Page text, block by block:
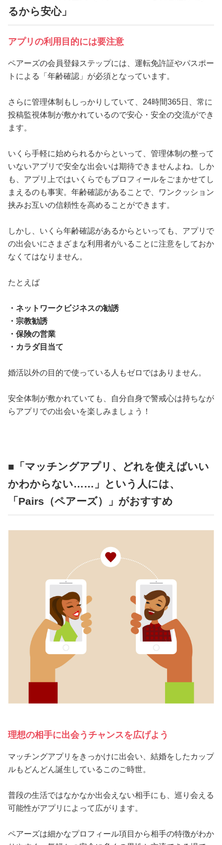
るから安心」
アプリの利用目的には要注意
ペアーズの会員登録ステップには、運転免許証やパスポー
トによる「年齢確認」が必須となっています。
さらに管理体制もしっかりしていて、24時間365日、常に
投稿監視体制が敷かれているので安心・安全の交流ができ
ます。
いくら手軽に始められるからといって、管理体制の整って
いないアプリで安全な出会いは期待できませんよね。しか
も、アプリ上ではいくらでもプロフィールをごまかせてし
まえるのも事実。年齢確認があることで、ワンクッション
挟みお互いの信頼性を高めることができます。
しかし、いくら年齢確認があるからといっても、アプリで
の出会いにさまざまな利用者がいることに注意をしておか
なくてはなりません。
たとえば
・ネットワークビジネスの勧誘
・宗教勧誘
・保険の営業
・カラダ目当て
婚活以外の目的で使っている人もゼロではありません。
安全体制が敷かれていても、自分自身で警戒心は持ちなが
らアプリでの出会いを楽しみましょう！
■「マッチングアプリ、どれを使えばいい
かわからない……」という人には、
「Pairs（ペアーズ）」がおすすめ
理想の相手に出会うチャンスを広げよう
マッチングアプリをきっかけに出会い、結婚をしたカップ
ルもどんどん誕生しているこのご時世。
普段の生活ではなかなか出会えない相手にも、巡り会える
可能性がアプリによって広がります。
ペアーズは細かなプロフィール項目から相手の特徴がわか